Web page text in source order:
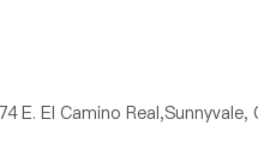
E. El Camino Real,Sunnyvale,